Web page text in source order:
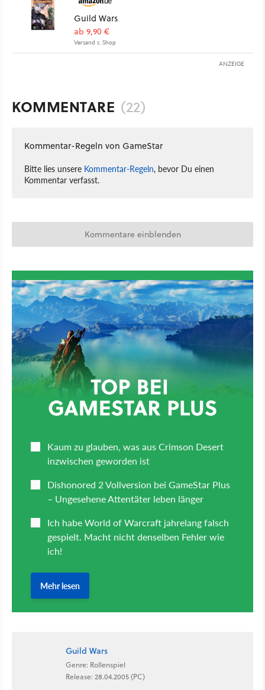
Guild Wars
ab 9,90 €
Versand s. Shop
ANZEIGE
KOMMENTARE (22)
Kommentar-Regeln von GameStar
Bitte lies unsere Kommentar-Regeln, bevor Du einen
Kommentar verfasst.
Kommentare einblenden
Guild Wars
Genre: Rollenspiel
Release: 28.04.2005 (PC)